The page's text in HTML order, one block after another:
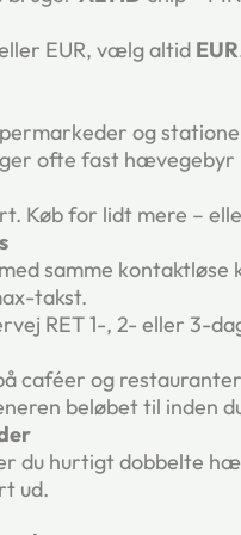
EUR, vælg altid EUR
og
ofte fast hævegebyr
Køb for lidt mere –
samme kontaktløse
takst.
RET 1-, 2- eller 3-
caféer og
beløbet til inden
du hurtigt dobbelte
ud.